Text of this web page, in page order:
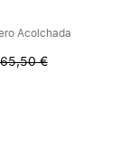
Acolchada
€